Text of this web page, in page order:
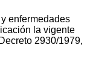
enfermedades
la vigente
2930/1979,